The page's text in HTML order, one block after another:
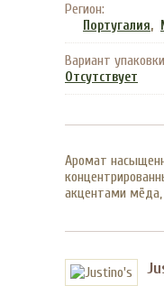
Регион:
Португалия,
Вариант
Отсутствует
Аромат
акцентами